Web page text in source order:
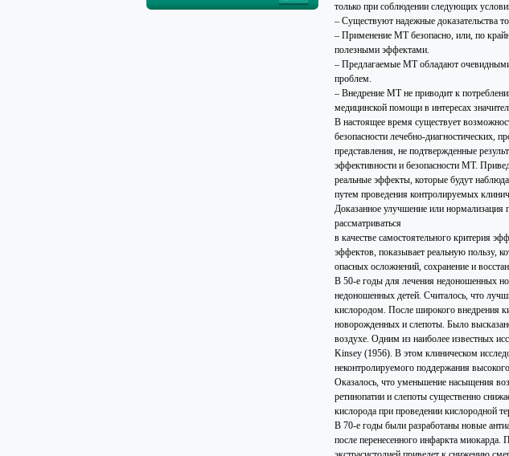
только при соблюдении следующих
– Существуют надежные доказательства
– Применение МТ безопасно, или, по
полезными эффектами.
– Предлагаемые МТ обладают
проблем.
– Внедрение МТ не приводит к
медицинской помощи в интересах
В настоящее время существует
безопасности лечебно-диагностических,
представления, не подтвержденные
эффективности и безопасности МТ.
реальные эффекты, которые будут
путем проведения контролируемых
Доказанное улучшение или нормализация
рассматриваться
в качестве самостоятельного критерия
эффектов, показывает реальную пользу,
опасных осложнений, сохранение и
В 50-е годы для лечения недоношенных
недоношенных детей. Считалось, что
кислородом. После широкого внедрения
новорожденных и слепоты. Было
воздухе. Одним из наиболее известных
Kinsey (1956). В этом клиническом
неконтролируемого поддержания
Оказалось, что уменьшение насыщения
ретинопатии и слепоты существенно
кислорода при проведении кислородной
В 70-е годы были разработаны новые
после перенесенного инфаркта миокарда.